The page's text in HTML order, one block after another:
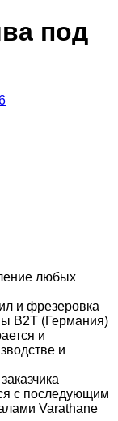
под
любых
и фрезеровка
B2T (Германия)
и
и
с последующим
Varathane